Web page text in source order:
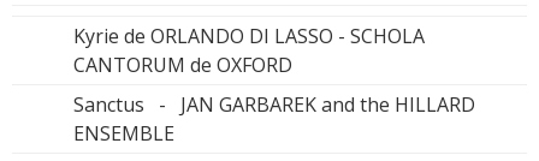
Kyrie de ORLANDO DI LASSO - SCHOLA
CANTORUM de OXFORD
Sanctus - JAN GARBAREK and the HILLARD
ENSEMBLE